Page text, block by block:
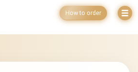
How to order